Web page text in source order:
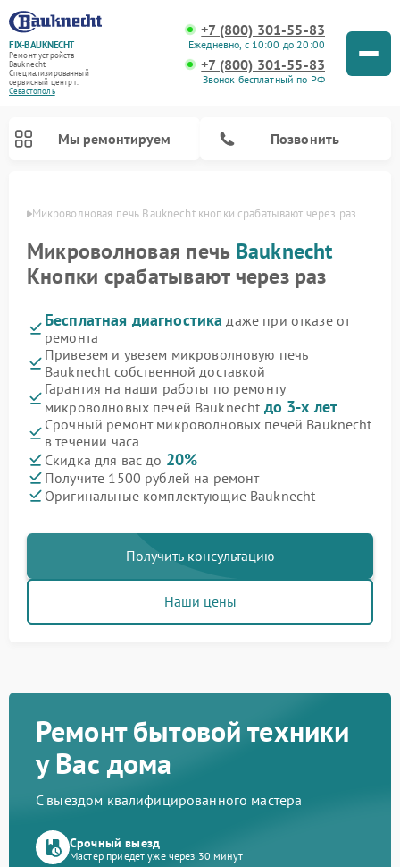
FIX-BAUKNECHT
Ремонт устройств
Bauknecht
Специализированный
cервисный центр г.
Севастополь
+7 (800) 301-55-83
Ежедневно, с 10:00 до 20:00
+7 (800) 301-55-83
Звонок бесплатный по РФ
Мы ремонтируем Позвонить
Микроволновая печь Bauknecht кнопки срабатывают через раз
Микроволновая печь Bauknecht
Кнопки срабатывают через раз
Бесплатная диагностика даже при отказе от
ремонта
Привезем и увезем микроволновую печь
Bauknecht собственной доставкой
Гарантия на наши работы по ремонту
микроволновых печей Bauknecht до 3-х лет
Срочный ремонт микроволновых печей Bauknecht
в течении часа
Скидка для вас до 20%
Получите 1500 рублей на ремонт
Оригинальные комплектующие Bauknecht
Получить консультацию
Наши цены
Ремонт бытовой техники
у Вас дома
С выездом квалифицированного мастера
Срочный выезд
Мастер приедет уже через 30 минут